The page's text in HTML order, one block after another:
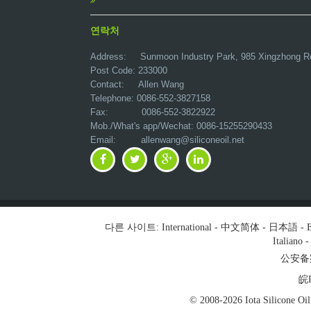
연락처
Address: Sunmoon Industry Park, 985 Xingzhong
Post Code: 233000
Contact: Allen Wang
Telephone: 0086-552-3827158
Fax: 0086-552-3822922
Mob./What's app/Wechat: 0086-15255290433
Email: allenwang@siliconeoil.net
다른 사이트: International- 中文简体- 日本語-
Italiano-
公安备
皖
© 2008-2026 Iota Silicone